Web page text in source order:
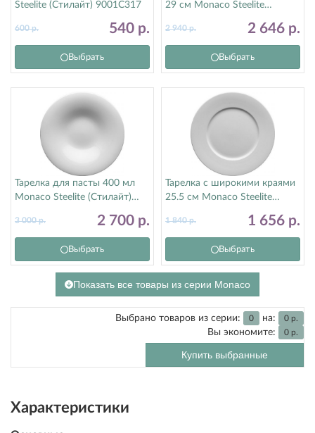
Steelite (Стилайт) 9001C317
540 р.
600р.
Выбрать
29 см Monaco Steelite
2 646 р.
2 940р.
Выбрать
Тарелка для пасты 400 мл
Monaco Steelite (Стилайт)
2 700 р.
3 000р.
Выбрать
Тарелка с широкими краями
25.5 см Monaco Steelite
1 656 р.
1 840р.
Выбрать
Показать все товары из серии Monaco
Выбрано товаров из серии: 0 на: 0 р.
Вы экономите: 0 р.
Купить выбранные
Характеристики